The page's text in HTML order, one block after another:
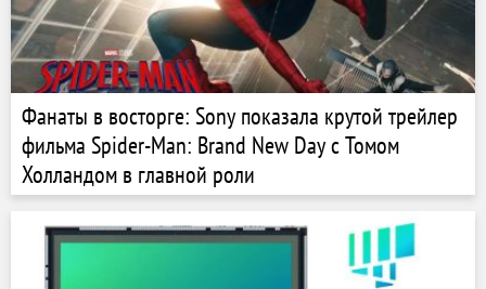
Фанаты в восторге: Sony показала крутой трейлер
фильма Spider-Man: Brand New Day с Томом
Холландом в главной роли